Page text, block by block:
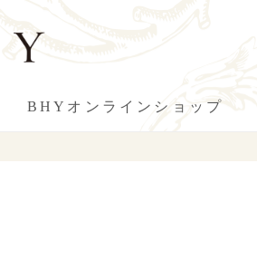
BHYオンラインショップ